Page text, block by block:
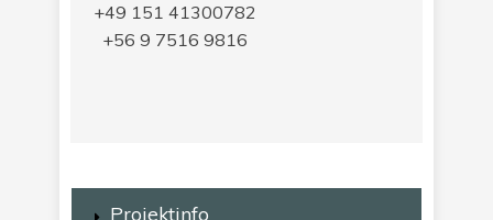
+49 151 41300782
+56 9 7516 9816
Projektinfo